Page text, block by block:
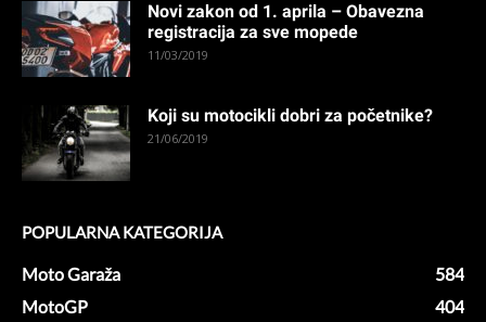
Novi zakon od 1. aprila – Obavezna
registracija za sve mopede
11/03/2019
Koji su motocikli dobri za početnike?
21/06/2019
POPULARNA KATEGORIJA
Moto Garaža
584
MotoGP
404